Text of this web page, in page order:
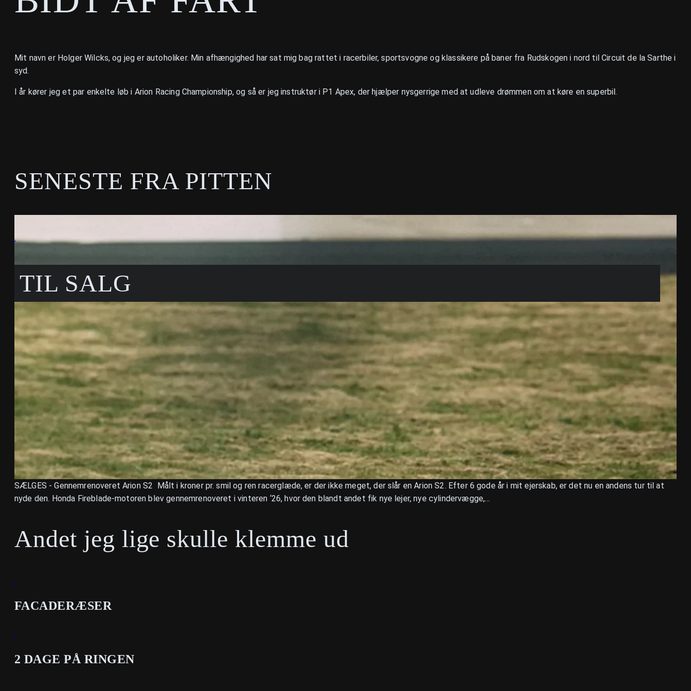
Mit navn er Holger Wilcks, og jeg er autoholiker. Min afhængighed har sat mig bag rattet i racerbiler, sportsvogne og klassikere på baner fra Rudskogen i nord til Circuit de la Sarthe i
syd.
I år kører jeg et par enkelte løb i Arion Racing Championship, og så er jeg instruktør i P1 Apex, der hjælper nysgerrige med at udleve drømmen om at køre en superbil.
SENESTE FRA PITTEN
.
TIL SALG
SÆLGES - Gennemrenoveret Arion S2 Målt i kroner pr. smil og ren racerglæde, er der ikke meget, der slår en Arion S2. Efter 6 gode år i mit ejerskab, er det nu en andens tur til at
nyde den. Honda Fireblade-motoren blev gennemrenoveret i vinteren ‘26, hvor den blandt andet fik nye lejer, nye cylindervægge,…
Andet jeg lige skulle klemme ud
.
FACADERÆSER
.
2 DAGE PÅ RINGEN